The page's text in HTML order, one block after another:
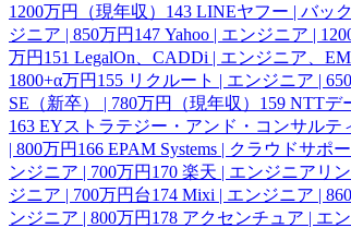
1200万円（現年収） 143 LINEヤフー | バッ
ジニア | 850万円 147 Yahoo | エンジニア |
万円 151 LegalOn、CADDi | エンジニア、EM
1800+α万円 155 リクルート | エンジニア |
SE（新卒） | 780万円（現年収） 159 NTTデ
163 EYストラテジー・アンド・コンサルテ
| 800万円 166 EPAM Systems | クラウドサポ
ンジニア | 700万円 170 楽天 | エンジニアリ
ジニア | 700万円台174 Mixi | エンジニア |
ンジニア | 800万円 178 アクセンチュア | エ